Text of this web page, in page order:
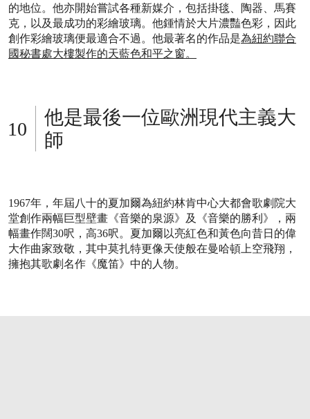
的地位。他亦開始嘗試各種新媒介，包括掛毯、陶器、馬賽
克，以及最成功的彩繪玻璃。他鍾情於大片濃豔色彩，因此
創作彩繪玻璃便最適合不過。他最著名的作品是為紐約聯合
國秘書處大樓製作的天藍色和平之窗。
他是最後一位歐洲現代主義大
師
1967年，年屆八十的夏加爾為紐約林肯中心大都會歌劇院大
堂創作兩幅巨型壁畫《音樂的泉源》及《音樂的勝利》，兩
幅畫作闊30呎，高36呎。夏加爾以亮紅色和黃色向昔日的偉
大作曲家致敬，其中莫扎特更像天使般在曼哈頓上空飛翔，
擁抱其歌劇名作《魔笛》中的人物。